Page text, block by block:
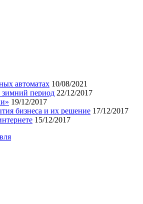
автоматах 10/08/2021
зимний период 22/12/2017
19/12/2017
бизнеса и их решение 17/12/2017
15/12/2017